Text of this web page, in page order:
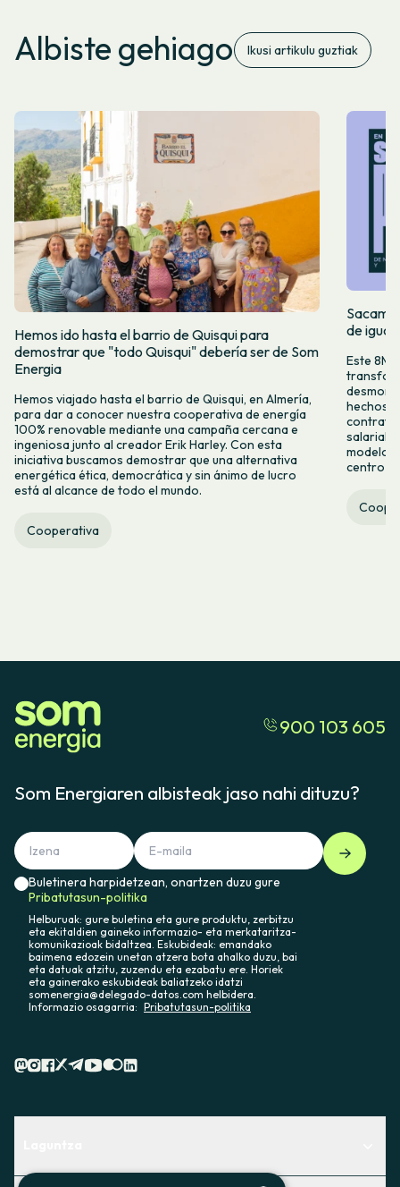
Albiste gehiago Ikusi artikulu guztiak
Hemos ido hasta el barrio de Quisqui para
demostrar que "todo Quisqui" debería ser de Som
Energia
Hemos viajado hasta el barrio de Quisqui, en Almería,
para dar a conocer nuestra cooperativa de energía
100% renovable mediante una campaña cercana e
ingeniosa junto al creador Erik Harley. Con esta
iniciativa buscamos demostrar que una alternativa
energética ética, democrática y sin ánimo de lucro
está al alcance de todo el mundo.
Cooperativa
de
Este 8M,
hechos y
salarial y
modelo
centro
900 103 605
Som Energiaren albisteak jaso nahi dituzu?
Buletinera harpidetzean, onartzen duzu gure
Pribatutasun-politika
Helburuak: gure buletina eta gure produktu, zerbitzu
eta ekitaldien gaineko informazio- eta merkataritza-
komunikazioak bidaltzea. Eskubideak: emandako
baimena edozein unetan atzera bota ahalko duzu, bai
eta datuak atzitu, zuzendu eta ezabatu ere. Horiek
eta gainerako eskubideak baliatzeko idatzi
somenergia@delegado-datos.com helbidera.
Informazio osagarria: Pribatutasun-politika
Centro de Ayuda